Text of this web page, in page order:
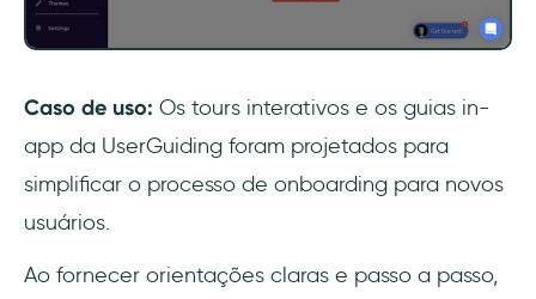
Caso de uso: Os tours interativos e os guias in-
app da UserGuiding foram projetados para
simplificar o processo de onboarding para novos
usuários.
Ao fornecer orientações claras e passo a passo,